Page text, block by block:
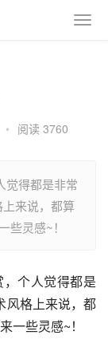
• 阅读 3760
觉得都是非常
来说，都算
些灵感~！
个人觉得都是
风格上来说，都
一些灵感~！